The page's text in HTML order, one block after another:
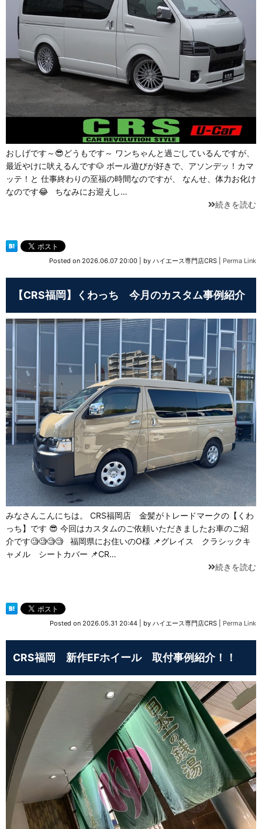
おしげです～😎どうもです～ ワンちゃんと過ごしているんですが、
最近やけに吠えるんです🐶 ボール遊びが好きで、アソンデッ！カマ
ッテ！と 仕事終わりの至福の時間なのですが、 なんせ、体力お化け
なのです😂 ちなみにお迎えし…
続きを読む
Posted on 2026.06.07 20:00 by ハイエース専門店CRS Perma Link
【CRS福岡】くわっち 今月のカスタム事例紹介
みなさんこんにちは。 CRS福岡店 金髪がトレードマークの【くわ
っち】です 😎 今回はカスタムのご依頼いただきましたお車のご紹
介です🧐🧐🧐🧐 福岡県にお住いのO様 📌グレイス クラシックキ
ャメル シートカバー 📌CR…
続きを読む
Posted on 2026.05.31 20:44 by ハイエース専門店CRS Perma Link
CRS福岡 新作EFホイール 取付事例紹介！！